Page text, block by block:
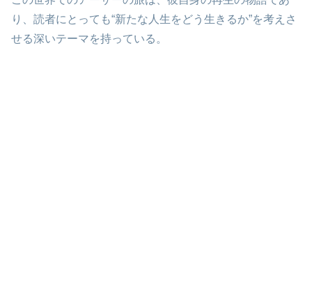
り、読者にとっても“新たな人生をどう生きるか”を考えさ
せる深いテーマを持っている。